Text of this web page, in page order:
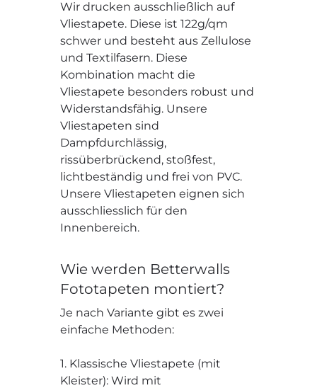
Wir drucken ausschließlich auf
Vliestapete. Diese ist 122g/qm
schwer und besteht aus Zellulose
und Textilfasern. Diese
Kombination macht die
Vliestapete besonders robust und
Widerstandsfähig. Unsere
Vliestapeten sind
Dampfdurchlässig,
rissüberbrückend, stoßfest,
lichtbeständig und frei von PVC.
Unsere Vliestapeten eignen sich
ausschliesslich für den
Innenbereich.
Wie werden Betterwalls
Fototapeten montiert?
Je nach Variante gibt es zwei
einfache Methoden:
1. Klassische Vliestapete (mit
Kleister): Wird mit